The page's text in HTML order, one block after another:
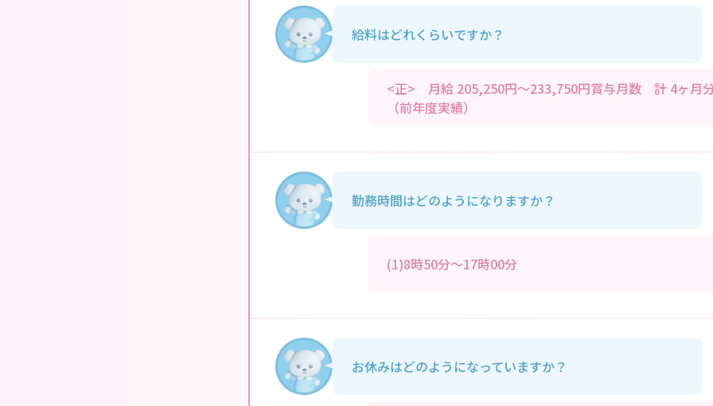
給料はどれくらいですか？
<正> 月給 205,250円～233,750円賞与月数 計 4ヶ月
（前年度実績）
勤務時間はどのようになりますか？
(1)8時50分～17時00分
お休みはどのようになっていますか？